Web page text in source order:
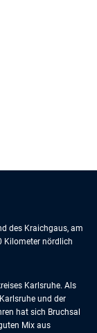
des Kraichgaus, am
Kilometer nördlich
Karlsruhe. Als
und der
hat sich Bruchsal
Mix aus